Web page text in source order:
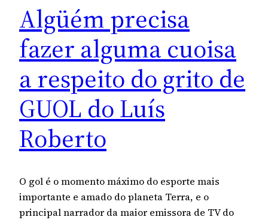
Algüém precisa
fazer alguma cuoisa
a respeito do grito de
GUOL do Luís
Roberto
O gol é o momento máximo do esporte mais
importante e amado do planeta Terra, e o
principal narrador da maior emissora de TV do